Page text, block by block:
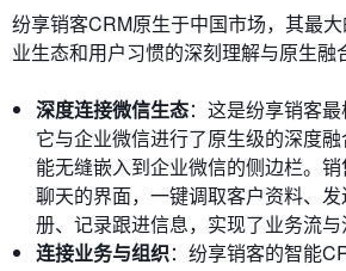
纷享销客CRM原生于中国市场，其最
业生态和用户习惯的深刻理解与原生融
深度连接微信生态：这是纷享销客最
它与企业微信进行了原生级的深度
能无缝嵌入到企业微信的侧边栏。
聊天的界面，一键调取客户资料、
册、记录跟进信息，实现了业务流与
连接业务与组织：纷享销客的智能